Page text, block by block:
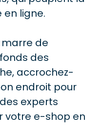
ligne.
marre de
des
accrochez-
endroit pour
experts
votre e-shop en